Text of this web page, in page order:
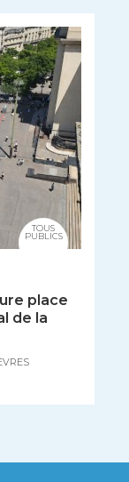
place
de la
TOUS
PUBLICS